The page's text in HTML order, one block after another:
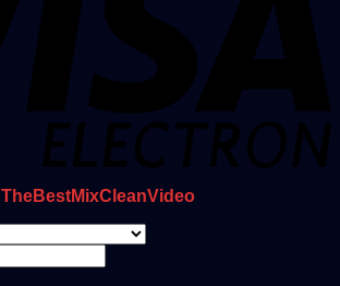
TheBestMixCleanVideo